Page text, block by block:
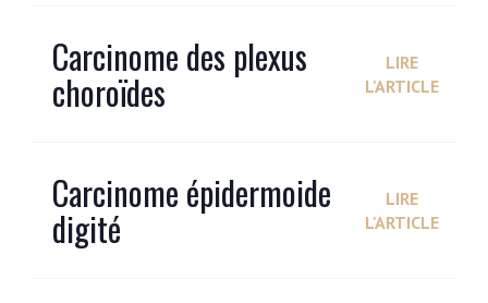
Carcinome des plexus
choroïdes
LIRE
L'ARTICLE
Carcinome épidermoide
digité
LIRE
L'ARTICLE